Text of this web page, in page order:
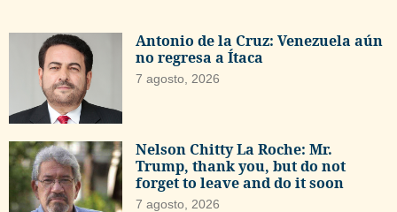
Antonio de la Cruz: Venezuela aún
no regresa a Ítaca
7 agosto, 2026
Nelson Chitty La Roche: Mr.
Trump, thank you, but do not
forget to leave and do it soon
7 agosto, 2026